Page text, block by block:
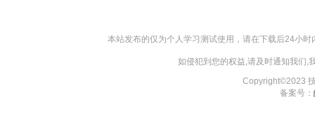
本站发布的仅为个人学习测试使用，请在下载后24小
如侵犯到您的权益,请及时通知我们,
Copyright©2023
备案号：